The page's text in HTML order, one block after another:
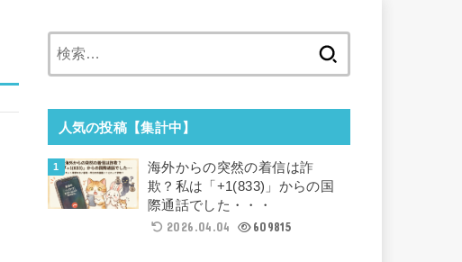
人気の投稿【集計中】
海外からの突然の着信は詐
欺？私は「+1(833)」からの国
際通話でした・・・
2026.04.04
609815